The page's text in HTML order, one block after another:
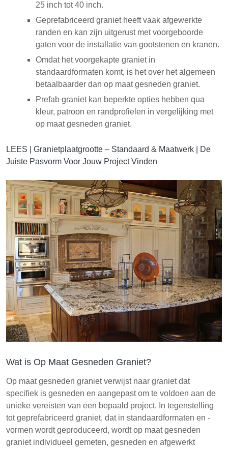
25 inch tot 40 inch.
Geprefabriceerd graniet heeft vaak afgewerkte
randen en kan zijn uitgerust met voorgeboorde
gaten voor de installatie van gootstenen en kranen.
Omdat het voorgekapte graniet in
standaardformaten komt, is het over het algemeen
betaalbaarder dan op maat gesneden graniet.
Prefab graniet kan beperkte opties hebben qua
kleur, patroon en randprofielen in vergelijking met
op maat gesneden graniet.
LEES | Granietplaatgrootte – Standaard & Maatwerk | De
Juiste Pasvorm Voor Jouw Project Vinden
Wat is Op Maat Gesneden Graniet?
Op maat gesneden graniet verwijst naar graniet dat
specifiek is gesneden en aangepast om te voldoen aan de
unieke vereisten van een bepaald project. In tegenstelling
tot geprefabriceerd graniet, dat in standaardformaten en -
vormen wordt geproduceerd, wordt op maat gesneden
graniet individueel gemeten, gesneden en afgewerkt